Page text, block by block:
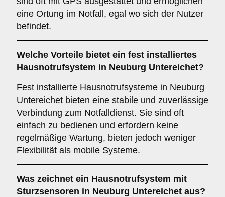
eine Ortung im Notfall, egal wo sich der Nutzer
befindet.
Welche Vorteile bietet ein fest installiertes
Hausnotrufsystem in Neuburg Untereichet?
Fest installierte Hausnotrufsysteme in Neuburg
Untereichet bieten eine stabile und zuverlässige
Verbindung zum Notfalldienst. Sie sind oft
einfach zu bedienen und erfordern keine
regelmäßige Wartung, bieten jedoch weniger
Flexibilität als mobile Systeme.
Was zeichnet ein Hausnotrufsystem mit
Sturzsensoren in Neuburg Untereichet aus?